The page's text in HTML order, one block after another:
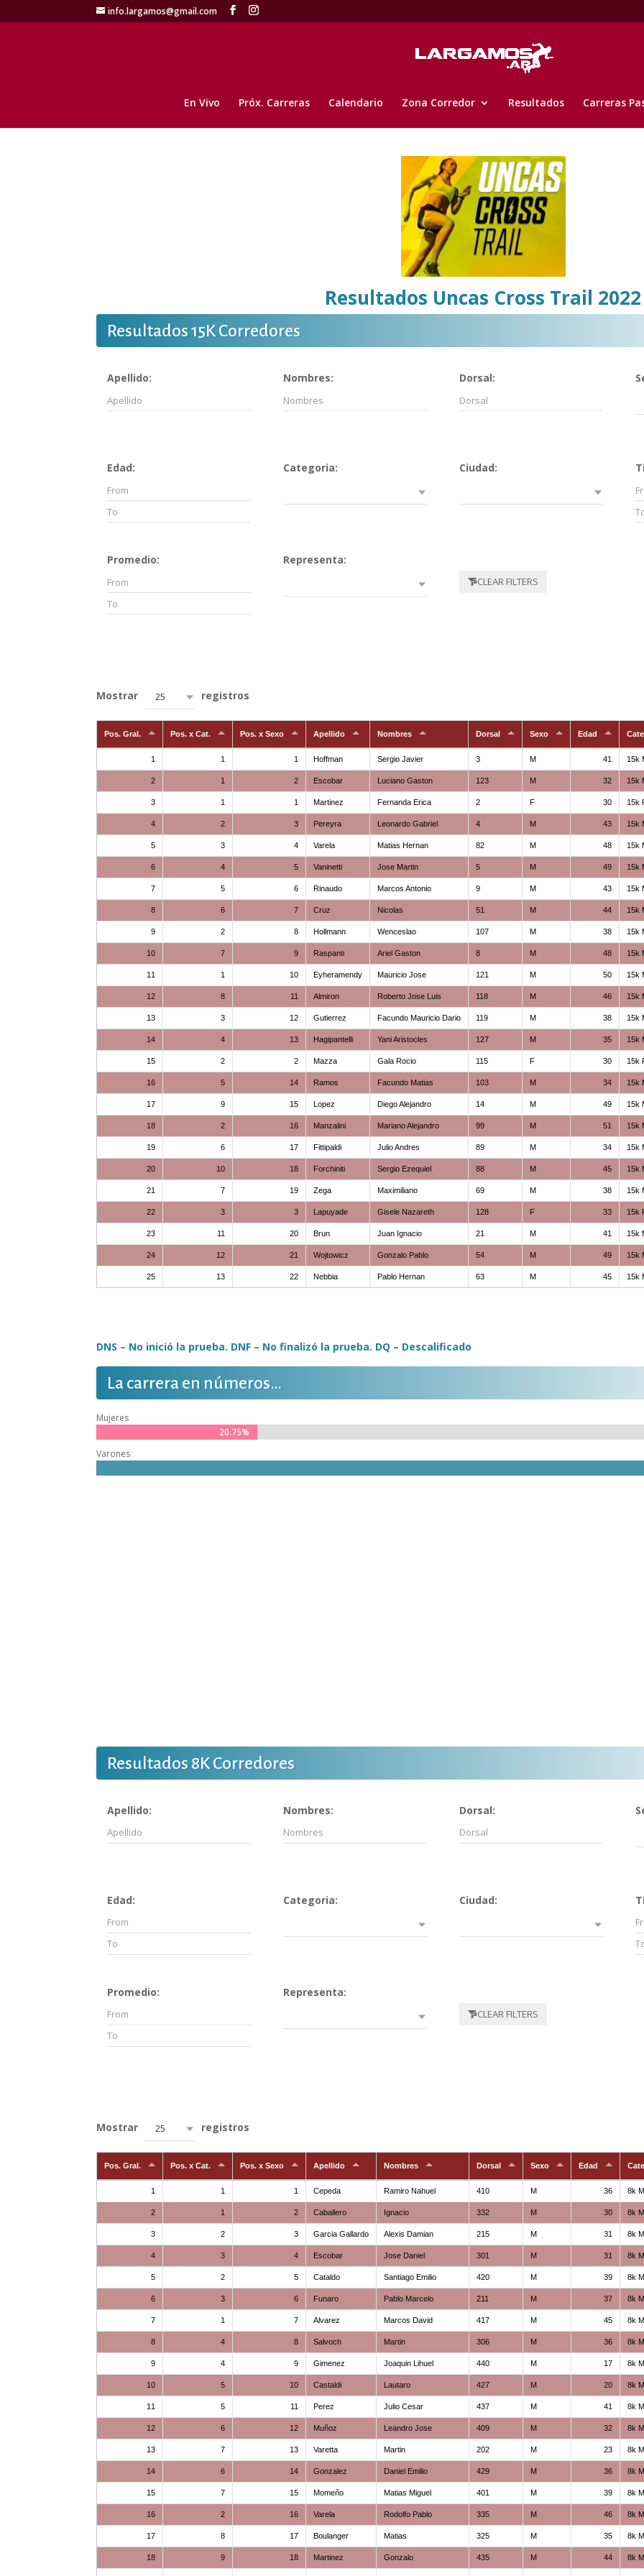
info.largamos@gmail.com
En Vivo Próx. Carreras Calendario Zona Corredor Resultados Carreras
Resultados Uncas Cross Trail 2022
Resultados 15K Corredores
Apellido: Nombres: Dorsal:
Edad: Categoria: Ciudad:
Promedio: Representa:
CLEAR FILTERS
Mostrar 25 registros
Pos. Gral. Pos. x Cat. Pos. x Sexo Apellido Nombres Dorsal Sexo Edad
1 1 1 Hoffman Sergio Javier 3 M 41 15k
2 1 2 Escobar Luciano Gaston 123 M 32 15k
3 1 1 Martinez Fernanda Erica 2 F 30 15k
4 2 3 Pereyra Leonardo Gabriel 4 M 43 15k
5 3 4 Varela Matias Hernan 82 M 48 15k
6 4 5 Vaninetti Jose Martin 5 M 49 15k
7 5 6 Rinaudo Marcos Antonio 9 M 43 15k
8 6 7 Cruz Nicolas 51 M 44 15k
9 2 8 Hollmann Wenceslao 107 M 38 15k
10 7 9 Raspanti Ariel Gaston 8 M 48 15k
11 1 10 Eyheramendy Mauricio Jose 121 M 50 15k
12 8 11 Almiron Roberto Jose Luis 118 M 46 15k
13 3 12 Gutierrez Facundo Mauricio Dario 119 M 38 15k
14 4 13 Hagipantelli Yani Aristocles 127 M 35 15k
15 2 2 Mazza Gala Rocio 115 F 30 15k
16 5 14 Ramos Facundo Matias 103 M 34 15k
17 9 15 Lopez Diego Alejandro 14 M 49 15k
18 2 16 Manzalini Mariano Alejandro 99 M 51 15k
19 6 17 Fittipaldi Julio Andres 89 M 34 15k
20 10 18 Forchiniti Sergio Ezequiel 88 M 45 15k
21 7 19 Zega Maximiliano 69 M 38 15k
22 3 3 Lapuyade Gisele Nazareth 128 F 33 15k
23 11 20 Brun Juan Ignacio 21 M 41 15k
24 12 21 Wojtowicz Gonzalo Pablo 54 M 49 15k
25 13 22 Nebbia Pablo Hernan 63 M 45 15k
DNS – No inició la prueba. DNF – No finalizó la prueba. DQ – Descalificado
La carrera en números…
Mujeres
20.75%
20.75%
Varones
Resultados 8K Corredores
Apellido: Nombres: Dorsal:
Edad: Categoria: Ciudad:
Promedio: Representa:
CLEAR FILTERS
Mostrar 25 registros
Pos. Gral. Pos. x Cat. Pos. x Sexo Apellido Nombres Dorsal Sexo Edad
1 1 1 Cepeda Ramiro Nahuel 410 M 36 8k
2 1 2 Caballero Ignacio 332 M 30 8k
3 2 3 Garcia Gallardo Alexis Damian 215 M 31 8k
4 3 4 Escobar Jose Daniel 301 M 31 8k
5 2 5 Cataldo Santiago Emilio 420 M 39 8k
6 3 6 Funaro Pablo Marcelo 211 M 37 8k
7 1 7 Alvarez Marcos David 417 M 45 8k
8 4 8 Salvoch Martin 306 M 36 8k
9 4 9 Gimenez Joaquin Lihuel 440 M 17 8k
10 5 10 Castaldi Lautaro 427 M 20 8k
11 5 11 Perez Julio Cesar 437 M 41 8k
12 6 12 Muñoz Leandro Jose 409 M 32 8k
13 7 13 Varetta Martin 202 M 23 8k
14 6 14 Gonzalez Daniel Emilio 429 M 36 8k
15 7 15 Momeño Matias Miguel 401 M 39 8k
16 2 16 Varela Rodolfo Pablo 335 M 46 8k
17 8 17 Boulanger Matias 325 M 35 8k
18 9 18 Martinez Gonzalo 435 M 44 8k